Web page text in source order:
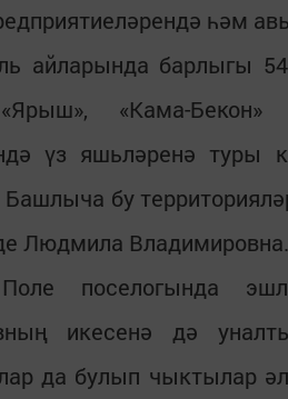
һәм
айларында барлыгы
«Кама-Бекон»
үз яшьләренә туры
бу
Людмила Владимировна.
поселогында
икесенә дә
да булып чыктылар